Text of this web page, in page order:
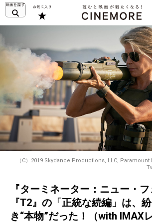
（C）2019 Skydance Productions, LLC,
『ターミネーター：ニュー・フ
『T2』の「正統な続編」は、
き“本物”だった！（with IMAX